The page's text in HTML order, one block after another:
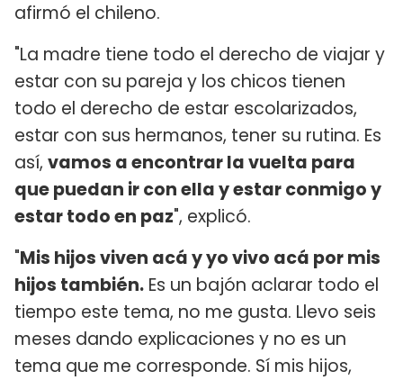
afirmó el chileno.
"La madre tiene todo el derecho de viajar y
estar con su pareja y los chicos tienen
todo el derecho de estar escolarizados,
estar con sus hermanos, tener su rutina. Es
así, vamos a encontrar la vuelta para
que puedan ir con ella y estar conmigo y
estar todo en paz", explicó.
"Mis hijos viven acá y yo vivo acá por mis
hijos también. Es un bajón aclarar todo el
tiempo este tema, no me gusta. Llevo seis
meses dando explicaciones y no es un
tema que me corresponde. Sí mis hijos,